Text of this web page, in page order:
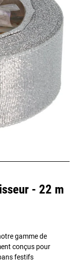
- 22 m
gamme de
conçus pour
festifs